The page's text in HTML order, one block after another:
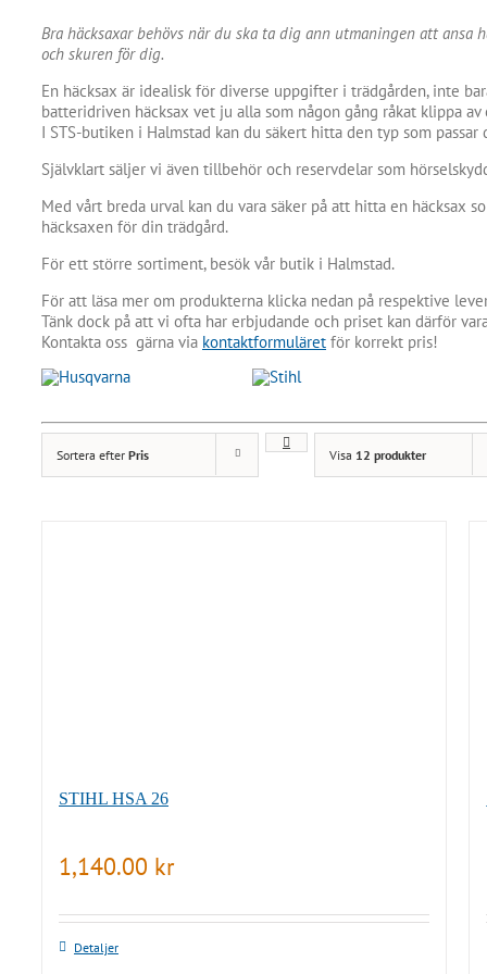
Bra häcksaxar behövs när du ska ta dig ann utmaningen att ansa
och skuren för dig.
En häcksax är idealisk för diverse uppgifter i trädgården, inte
batteridriven häcksax vet ju alla som någon gång råkat klippa
I STS-butiken i Halmstad kan du säkert hitta den typ som passar
Självklart säljer vi även tillbehör och reservdelar som
Med vårt breda urval kan du vara säker på att hitta en häcksax
häcksaxen för din trädgård.
För ett större sortiment, besök vår butik i Halmstad.
För att läsa mer om produkterna klicka nedan på respektive
Tänk dock på att vi ofta har erbjudande och priset kan därför
Kontakta oss gärna via kontaktformuläret för korrekt pris!
Sortera efter Pris Visa 12 produkter
STIHL HSA 26
1,140.00 kr
Detaljer